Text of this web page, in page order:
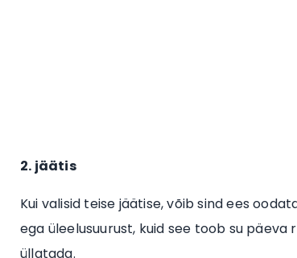
2. jäätis
Kui valisid teise jäätise, võib sind ees
ega üleelusuurust, kuid see toob su
üllatada.